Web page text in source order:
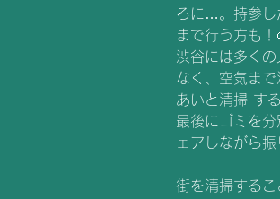
ろに…。持参し
まで行う方も！
渋谷には多く
なく、空気ま
あいと清掃 す
最後にゴミを
ェアしながら
街を清掃する